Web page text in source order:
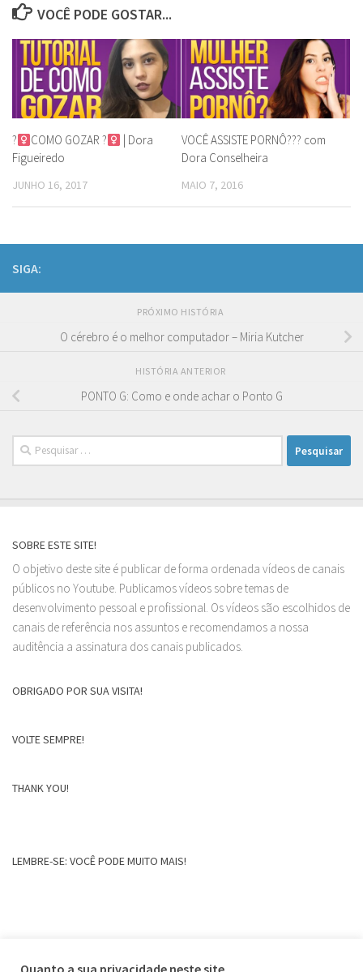
VOCÊ PODE GOSTAR...
?‍ COMO GOZAR ?‍
| Dora
Figueiredo
JUNHO 16, 2017
VOCÊ ASSISTE PORNÔ??? com
Dora Conselheira
MAIO 7, 2016
SIGA:
PRÓXIMO HISTÓRIA
O cérebro é o melhor computador – Miria Kutcher
HISTÓRIA ANTERIOR
PONTO G: Como e onde achar o Ponto G
Pesquisar
por:
SOBRE ESTE SITE!
O objetivo deste site é publicar de forma ordenada vídeos de canais
públicos no Youtube. Publicamos vídeos sobre temas de
desenvolvimento pessoal e profissional. Os vídeos são escolhidos de
canais de referência nos assuntos e recomendamos a nossa
auditência a assinatura dos canais publicados.
OBRIGADO POR SUA VISITA!
VOLTE SEMPRE!
THANK YOU!
LEMBRE-SE: VOCÊ PODE MUITO MAIS!
Quanto a sua privacidade neste site